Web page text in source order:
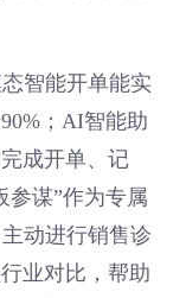
智能开单能实
；AI智能助
成开单、记
参谋”作为专属
动进行销售诊
业对比，帮助